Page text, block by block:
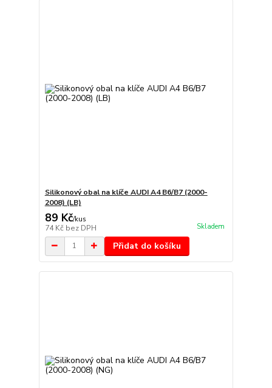
Silikonový obal na klíče AUDI A4 B6/B7 (2000-
2008) (LB)
89 Kč/kus
74 Kč bez DPH Skladem
Přidat do košíku